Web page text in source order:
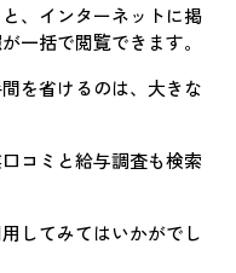
、インターネットに掲
一括で閲覧できます。
を省けるのは、大きな
コミと給与調査も検索
してみてはいかがでし